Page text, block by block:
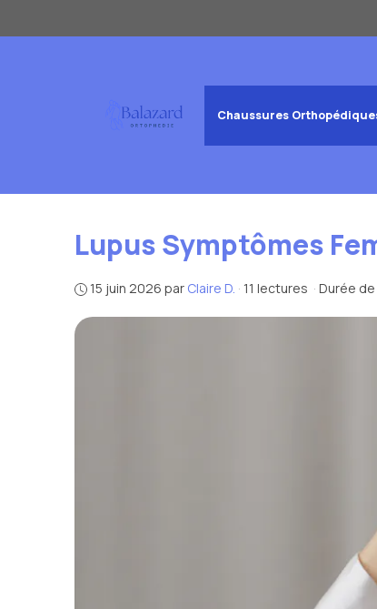
au
Chaussures
Lupus Symptômes
15 juin 2026 par Claire D. · 11 lectures · Durée